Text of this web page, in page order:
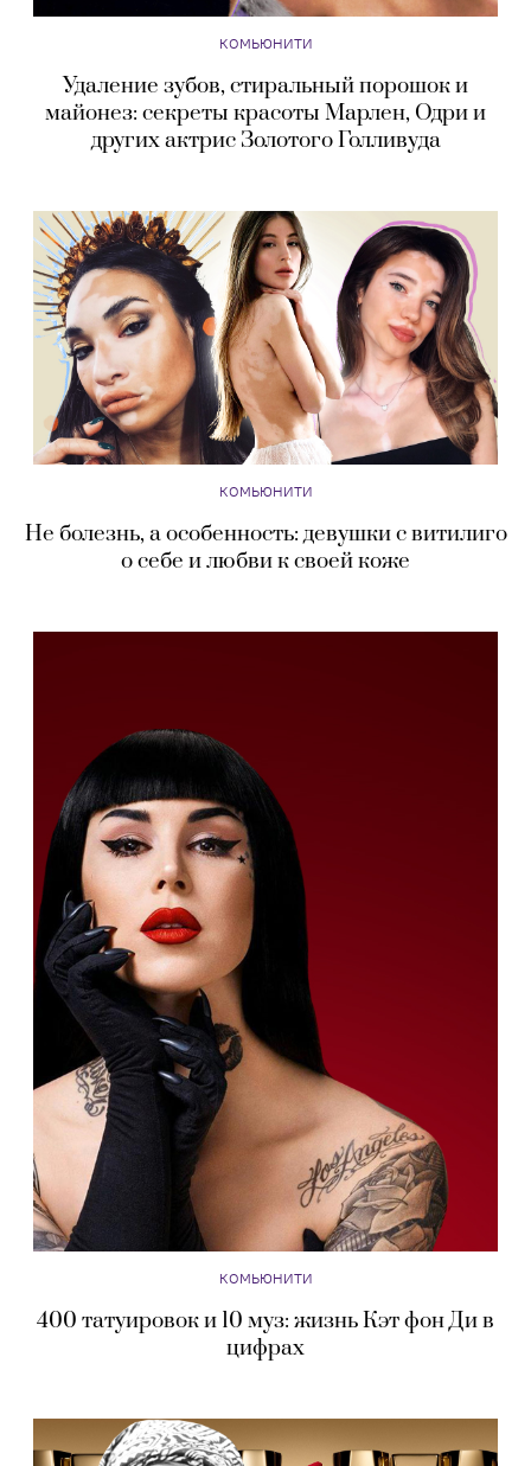
КОМЬЮНИТИ
Удаление зубов, стиральный порошок и
майонез: секреты красоты Марлен, Одри и
других актрис Золотого Голливуда
КОМЬЮНИТИ
Не болезнь, а особенность: девушки с витилиго
о себе и любви к своей коже
КОМЬЮНИТИ
400 татуировок и 10 муз: жизнь Кэт фон Ди в
цифрах